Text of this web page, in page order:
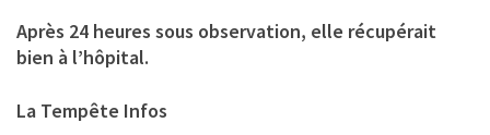
Après 24 heures sous observation, elle récupérait
bien à l’hôpital.
La Tempête Infos